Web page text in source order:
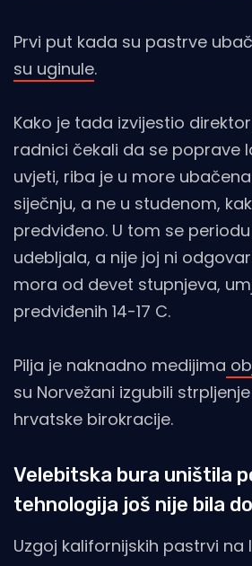
Prvi put kada su pastrve
su uginule.
Kako je tada izvijestio
radnici čekali da se poprave
uvjeti, riba je u more
siječnju, a ne u studenom,
predviđeno. U tom se
udebljala, a nije joj ni
mora od devet stupnjeva,
predviđenih 14-17 C.
Pilja je naknadno medijima
su Norvežani izgubili
hrvatske birokracije.
Velebitska bura uništila
tehnologija još nije bila
Uzgoj kalifornijskih pastrvi na